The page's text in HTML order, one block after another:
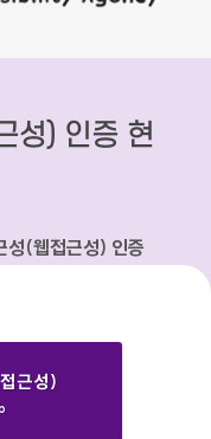
성) 인증 현
성(웹접근성) 인증
근성)